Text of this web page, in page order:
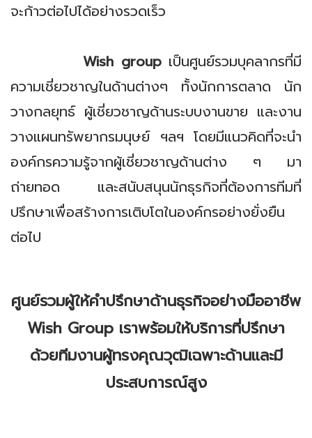
จะก้าวต่อไปได้อย่างรวดเร็ว
Wish groupเป็นศูนย์รวมบุคลากรที่มี
ความเชี่ยวชาญในด้านต่างๆ ทั้งนักการตลาด นัก
วางกลยุทธ์ ผู้เชี่ยวชาญด้านระบบงานขาย และงาน
วางแผนทรัพยากรมนุษย์ ฯลฯ โดยมีแนวคิดที่จะนำ
องค์กรความรู้จากผู้เชี่ยวชาญด้านต่าง ๆ มา
ถ่ายทอด และสนับสนุนนักธุรกิจที่ต้องการทีมที่
ปรึกษาเพื่อสร้างการเติบโตในองค์กรอย่างยั่งยืน
ต่อไป
ศูนย์รวมผู้ให้คำปรึกษาด้านธุรกิจอย่างมืออาชีพ
Wish Group เราพร้อมให้บริการที่ปรึกษา
ด้วยทีมงานผู้ทรงคุณวุฒิเฉพาะด้านและมี
ประสบการณ์สูง